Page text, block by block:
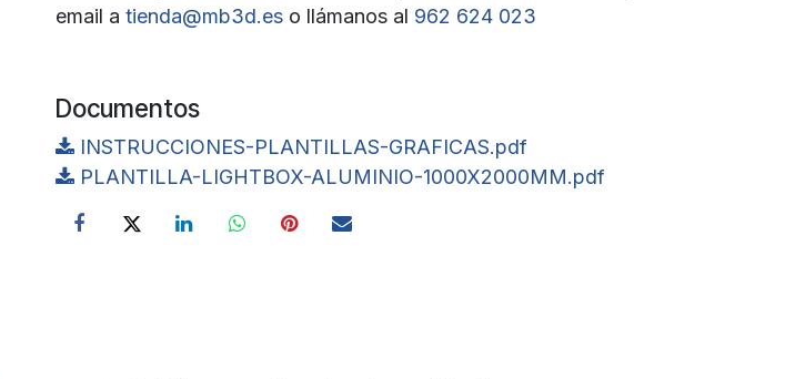
email a tienda@mb3d.es o llámanos al 962 624 023
Documentos
INSTRUCCIONES-PLANTILLAS-GRAFICAS.pdf
PLANTILLA-LIGHTBOX-ALUMINIO-1000X2000MM.pdf